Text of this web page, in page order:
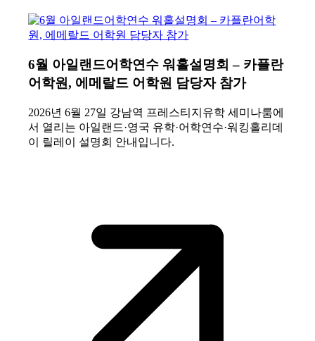
6월 아일랜드어학연수 워홀설명회 – 카플란
어학원, 에메랄드 어학원 담당자 참가
2026년 6월 27일 강남역 프레스티지유학 세미나룸에
서 열리는 아일랜드·영국 유학·어학연수·워킹홀리데
이 릴레이 설명회 안내입니다.